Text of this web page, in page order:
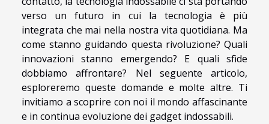
verso un futuro in cui la tecnologia è più
integrata che mai nella nostra vita quotidiana. Ma
come stanno guidando questa rivoluzione? Quali
innovazioni stanno emergendo? E quali sfide
dobbiamo affrontare? Nel seguente articolo,
esploreremo queste domande e molte altre. Ti
invitiamo a scoprire con noi il mondo affascinante
e in continua evoluzione dei gadget indossabili.